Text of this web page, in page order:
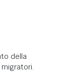
della